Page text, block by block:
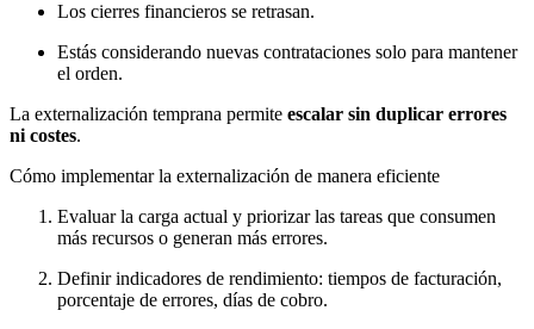
Los cierres financieros se retrasan.
Estás considerando nuevas contrataciones solo para mantener
el orden.
La externalización temprana permite escalar sin duplicar errores
ni costes.
Cómo implementar la externalización de manera eficiente
Evaluar la carga actual y priorizar las tareas que consumen
más recursos o generan más errores.
Definir indicadores de rendimiento: tiempos de facturación,
porcentaje de errores, días de cobro.